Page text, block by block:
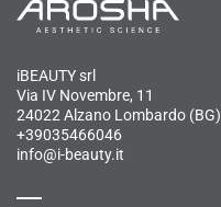
iBEAUTY srl
Via IV Novembre, 11
24022 Alzano Lombardo (BG)
+39035466046
info@i-beauty.it